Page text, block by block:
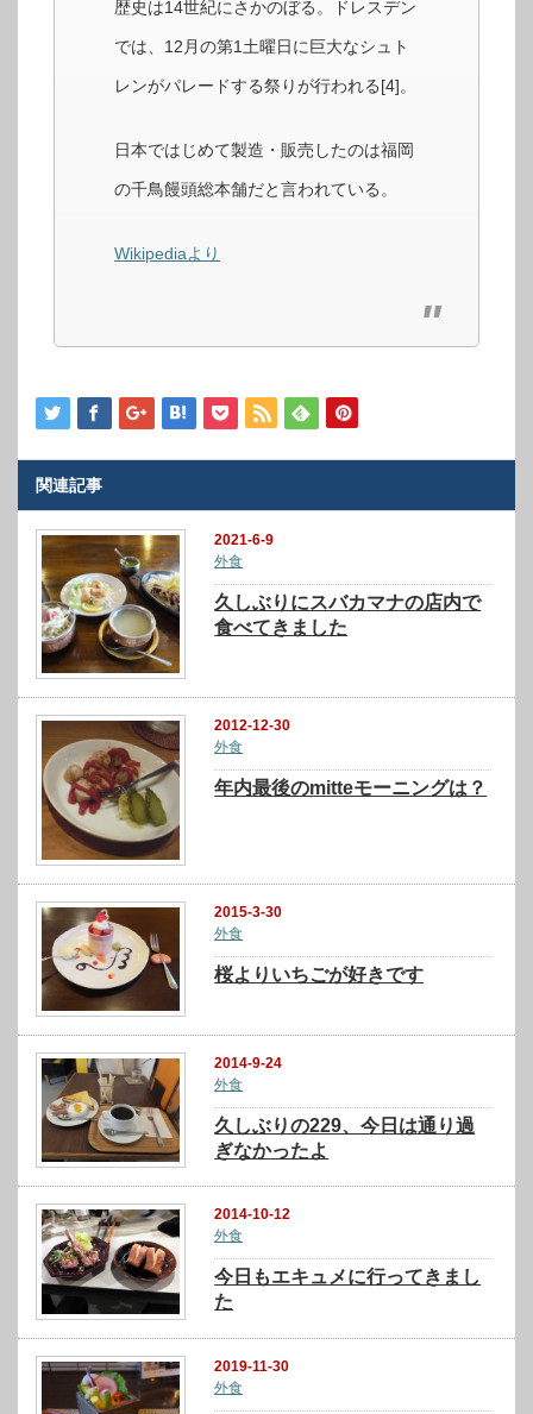
歴史は14世紀にさかのぼる。ドレスデン
では、12月の第1土曜日に巨大なシュト
レンがパレードする祭りが行われる[4]。
日本ではじめて製造・販売したのは福岡
の千鳥饅頭総本舗だと言われている。
Wikipediaより
関連記事
2021-6-9
外食
久しぶりにスバカマナの店内で
食べてきました
2012-12-30
外食
年内最後のmitteモーニングは？
2015-3-30
外食
桜よりいちごが好きです
2014-9-24
外食
久しぶりの229、今日は通り過
ぎなかったよ
2014-10-12
外食
今日もエキュメに行ってきまし
た
2019-11-30
外食